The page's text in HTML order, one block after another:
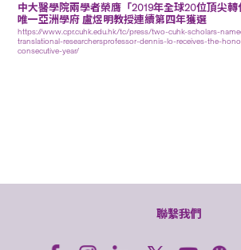
中大醫學院兩學者榮膺「2019年全球20位頂尖
唯一亞洲學府 盧煜明教授連續第四年獲選
https://www.cpr.cuhk.edu.hk/tc/press/two-cuhk-scholars-
translational-researchersprofessor-dennis-lo-receives-the-
consecutive-year/
聯繫我們